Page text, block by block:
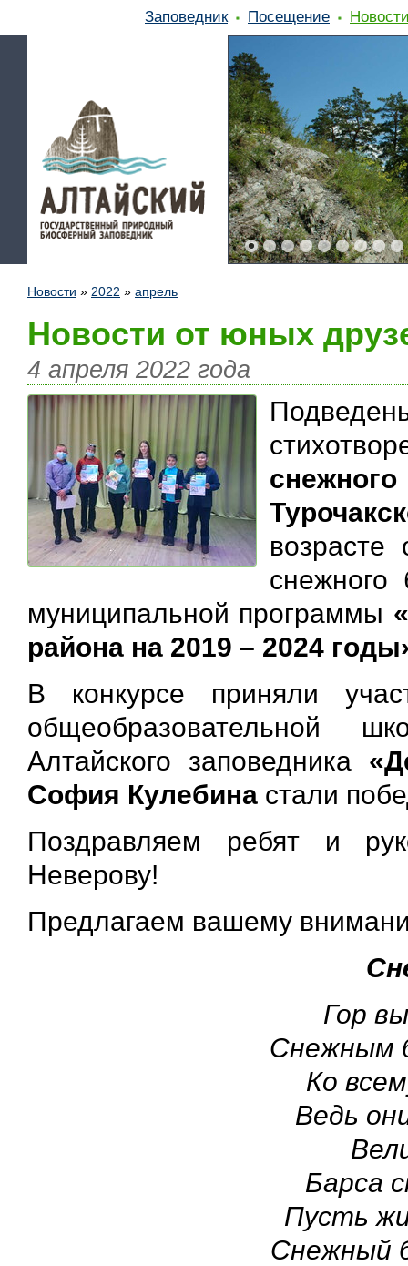
Заповедник Посещение
Новости » 2022 » апрель
Новости от юных
4 апреля 2022 года
муниципальной программы
района на 2019 – 2024
В конкурсе приняли
общеобразовательной
Алтайского заповедника
София Кулебина стали
Поздравляем ребят и
Неверову!
Предлагаем вашему
Гор
Снежным
Ко
Ведь
Барса
Пусть
Снежный